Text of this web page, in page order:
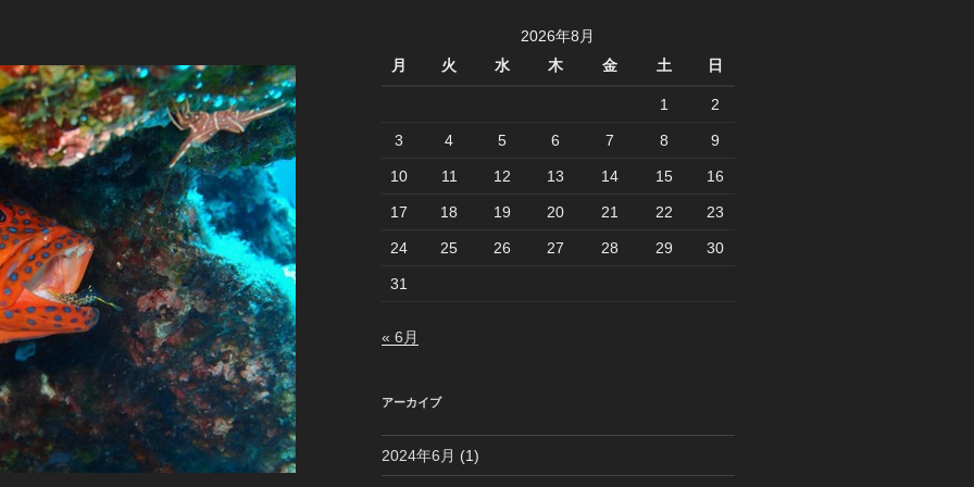
2026年8月
月
火 水 木 金 土 日
1 2
3 4 5 6 7 8 9
10 11 12 13 14 15 16
17 18 19 20 21 22 23
24 25 26 27 28 29 30
31
« 6月
アーカイブ
2024年6月 (1)